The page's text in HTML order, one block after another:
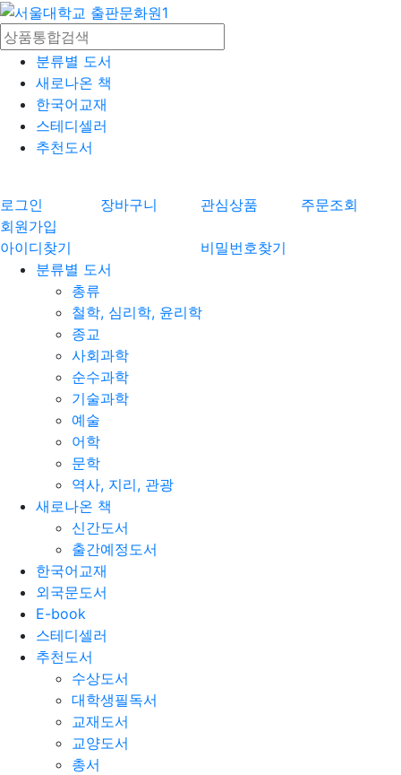
분류별 도서
새로나온 책
한국어교재
스테디셀러
추천도서
로그인 장바구니 관심상품
주문조회
회원가입
아이디찾기
비밀번호찾기
분류별 도서
총류
철학, 심리학, 윤리학
종교
사회과학
순수과학
기술과학
예술
어학
문학
역사, 지리, 관광
새로나온 책
신간도서
출간예정도서
한국어교재
외국문도서
E-book
스테디셀러
추천도서
수상도서
대학생필독서
교재도서
교양도서
총서